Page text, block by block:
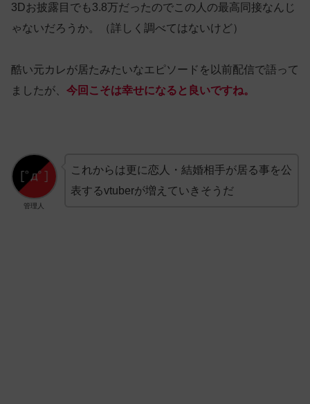
3Dお披露目でも3.8万だったのでこの人の最高同接なんじ
ゃないだろうか。（詳しく調べてはないけど）
酷い元カレが居たみたいなエピソードを以前配信で語って
ましたが、 今回こそは幸せになると良いですね。
管理人
これからは更に恋人・結婚相手が居る事を公
表するvtuberが増えていきそうだ